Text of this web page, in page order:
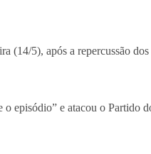
(14/5), após a repercussão
episódio” e atacou o